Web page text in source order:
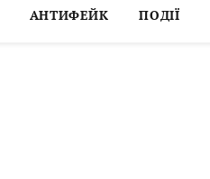
АНТИФЕЙК ПОДІЇ